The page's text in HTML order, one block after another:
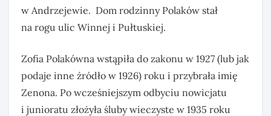
w Andrzejewie. Dom rodzinny Polaków stał
na rogu ulic Winnej i Pułtuskiej.
Zofia Polakówna wstąpiła do zakonu w 1927 (lub jak
podaje inne źródło w 1926) roku i przybrała imię
Zenona. Po wcześniejszym odbyciu nowicjatu
i junioratu złożyła śluby wieczyste w 1935 roku